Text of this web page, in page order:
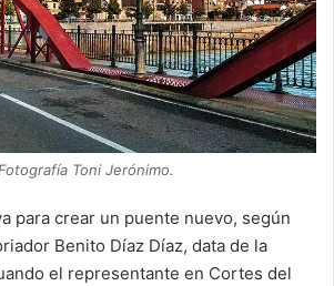
Toni Jerónimo.
para crear un puente nuevo, según
Benito Díaz Díaz, data de la
el representante en Cortes del